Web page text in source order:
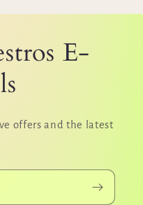
E-
offers and the latest